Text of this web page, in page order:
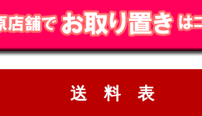
送 料 表